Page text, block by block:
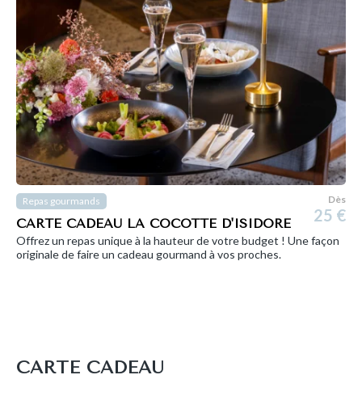
Repas gourmands
CARTE CADEAU LA COCOTTE D'ISIDORE
Dès
25 €
Offrez un repas unique à la hauteur de votre budget ! Une façon
originale de faire un cadeau gourmand à vos proches.
CARTE CADEAU